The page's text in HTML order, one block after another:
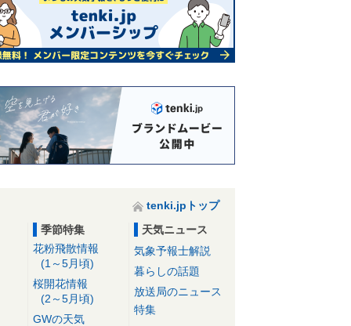
tenki.jpトップ
季節特集
花粉飛散情報
(1～5月頃)
桜開花情報
(2～5月頃)
GWの天気
天気ニュース
気象予報士解説
暮らしの話題
放送局のニュース
特集